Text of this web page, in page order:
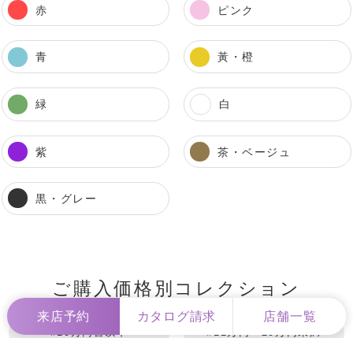
赤 ピンク
青 黃・橙
緑 白
紫 茶・ベージュ
黒・グレー
ご購入価格別コレクション
#10万円台以下 #11万円～20万円未満
来店予約 カタログ請求 店舗一覧